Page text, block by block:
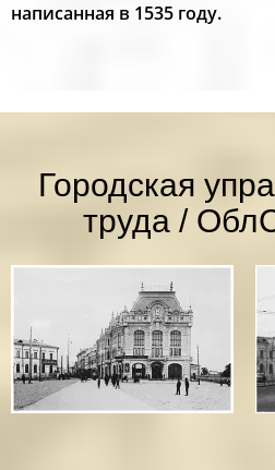
написанная в 1535 году.
Городская
труда /